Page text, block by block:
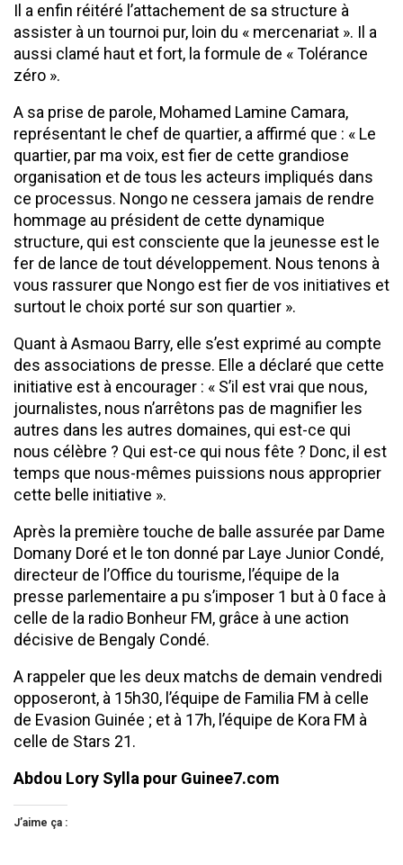
Il a enfin réitéré l’attachement de sa structure à
assister à un tournoi pur, loin du « mercenariat ». Il a
aussi clamé haut et fort, la formule de « Tolérance
zéro ».
A sa prise de parole, Mohamed Lamine Camara,
représentant le chef de quartier, a affirmé que : « Le
quartier, par ma voix, est fier de cette grandiose
organisation et de tous les acteurs impliqués dans
ce processus. Nongo ne cessera jamais de rendre
hommage au président de cette dynamique
structure, qui est consciente que la jeunesse est le
fer de lance de tout développement. Nous tenons à
vous rassurer que Nongo est fier de vos initiatives et
surtout le choix porté sur son quartier ».
Quant à Asmaou Barry, elle s’est exprimé au compte
des associations de presse. Elle a déclaré que cette
initiative est à encourager : « S’il est vrai que nous,
journalistes, nous n’arrêtons pas de magnifier les
autres dans les autres domaines, qui est-ce qui
nous célèbre ? Qui est-ce qui nous fête ? Donc, il est
temps que nous-mêmes puissions nous approprier
cette belle initiative ».
Après la première touche de balle assurée par Dame
Domany Doré et le ton donné par Laye Junior Condé,
directeur de l’Office du tourisme, l’équipe de la
presse parlementaire a pu s’imposer 1 but à 0 face à
celle de la radio Bonheur FM, grâce à une action
décisive de Bengaly Condé.
A rappeler que les deux matchs de demain vendredi
opposeront, à 15h30, l’équipe de Familia FM à celle
de Evasion Guinée ; et à 17h, l’équipe de Kora FM à
celle de Stars 21.
Abdou Lory Sylla pour Guinee7.com
J’aime ça :